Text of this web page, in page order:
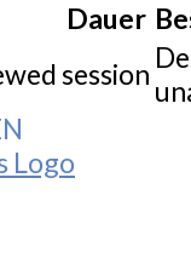
Dauer
session